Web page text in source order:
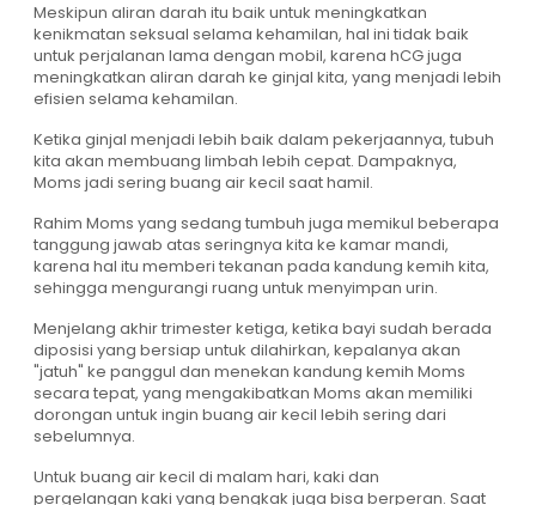
Meskipun aliran darah itu baik untuk meningkatkan
kenikmatan seksual selama kehamilan, hal ini tidak baik
untuk perjalanan lama dengan mobil, karena hCG juga
meningkatkan aliran darah ke ginjal kita, yang menjadi lebih
efisien selama kehamilan.
Ketika ginjal menjadi lebih baik dalam pekerjaannya, tubuh
kita akan membuang limbah lebih cepat. Dampaknya,
Moms jadi sering buang air kecil saat hamil.
Rahim Moms yang sedang tumbuh juga memikul beberapa
tanggung jawab atas seringnya kita ke kamar mandi,
karena hal itu memberi tekanan pada kandung kemih kita,
sehingga mengurangi ruang untuk menyimpan urin.
Menjelang akhir trimester ketiga, ketika bayi sudah berada
diposisi yang bersiap untuk dilahirkan, kepalanya akan
"jatuh" ke panggul dan menekan kandung kemih Moms
secara tepat, yang mengakibatkan Moms akan memiliki
dorongan untuk ingin buang air kecil lebih sering dari
sebelumnya.
Untuk buang air kecil di malam hari, kaki dan
pergelangan kaki yang bengkak juga bisa berperan. Saat